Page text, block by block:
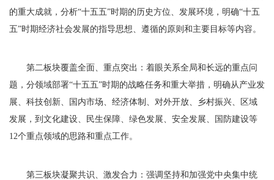
的重大成就，分析“十五五”时期的历史方位、发展环境，明确“十五
五”时期经济社会发展的指导思想、遵循的原则和主要目标等内容。
第二板块覆盖全面、重点突出：着眼关系全局和长远的重点问
题，分领域部署“十五五”时期的战略任务和重大举措，明确从产业发
展、科技创新、国内市场、经济体制、对外开放、乡村振兴、区域
发展，到文化建设、民生保障、绿色发展、安全发展、国防建设等
12个重点领域的思路和重点工作。
第三板块凝聚共识、激发合力：强调坚持和加强党中央集中统